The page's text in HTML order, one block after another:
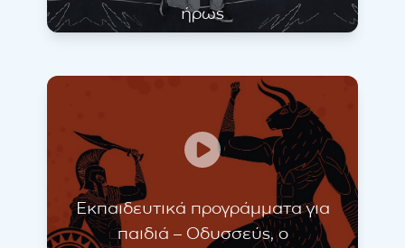
ήρως
Εκπαιδευτικά προγράμματα για
παιδιά – Οδυσσεύς, ο